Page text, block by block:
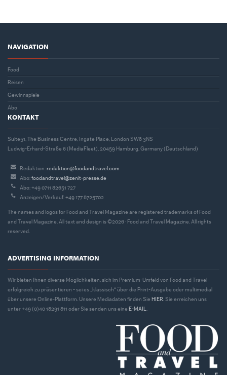
NAVIGATION
Food
Reisen
Gewinnspiele
Abo
KONTAKT
Suite51, The Business Centre, Ingate Place, London SW8 3NS
Ludwig-Erhard-Straße 6 (MediaFleet), 20459 Hamburg, Germany (Deutschland)
Redaktion:redaktion@foodandtravel.com
Abo:foodandtravel@zenit-presse.de
Abo: +49 0711 82651 727
Anzeigen/Verkauf: +49 177 8725702
The names and logos for Food and Travel Magazine are registered trademarks of Food
and Travel Magazine. All text and design is ©2026 · Food and Travel Magazine. All rights
reserved.
ADVERTISING INFORMATION
Wir bieten Ihnen diverse Möglichkeiten, sich im Premium-Umfeld von Food and Travel
erfolgreich zu präsentieren - sei es „klassisch“ über die Print-Ausgabe oder multimedial
über unsere Online-Plattform. Unsere Mediadaten finden Sie HIER . Sie erreichen uns
unter +49 (0)40 18291 811 oder Sie senden uns eine E-MAIL